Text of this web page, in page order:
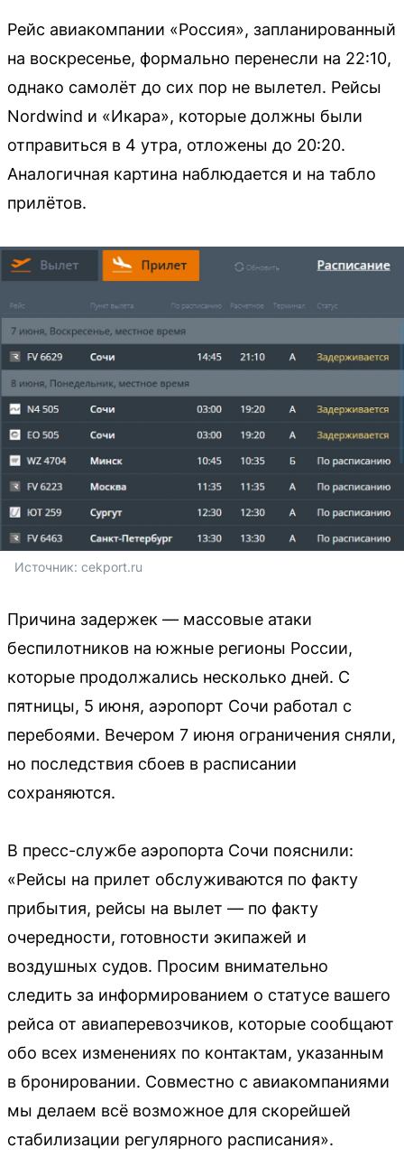
Рейс авиакомпании «Россия», запланированный
на воскресенье, формально перенесли на 22:10,
однако самолёт до сих пор не вылетел. Рейсы
Nordwind и «Икара», которые должны были
отправиться в 4 утра, отложены до 20:20.
Аналогичная картина наблюдается и на табло
прилётов.
Источник: cekport.ru
Причина задержек — массовые атаки
беспилотников на южные регионы России,
которые продолжались несколько дней. С
пятницы, 5 июня, аэропорт Сочи работал с
перебоями. Вечером 7 июня ограничения сняли,
но последствия сбоев в расписании
сохраняются.
В пресс-службе аэропорта Сочи пояснили:
«Рейсы на прилет обслуживаются по факту
прибытия, рейсы на вылет — по факту
очередности, готовности экипажей и
воздушных судов. Просим внимательно
следить за информированием о статусе вашего
рейса от авиаперевозчиков, которые сообщают
обо всех изменениях по контактам, указанным
в бронировании. Совместно с авиакомпаниями
мы делаем всё возможное для скорейшей
стабилизации регулярного расписания».